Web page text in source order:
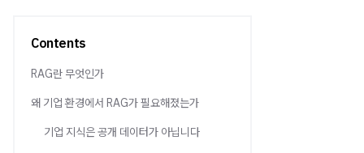
Contents
RAG란 무엇인가
왜 기업 환경에서 RAG가 필요해졌는가
기업 지식은 공개 데이터가 아닙니다